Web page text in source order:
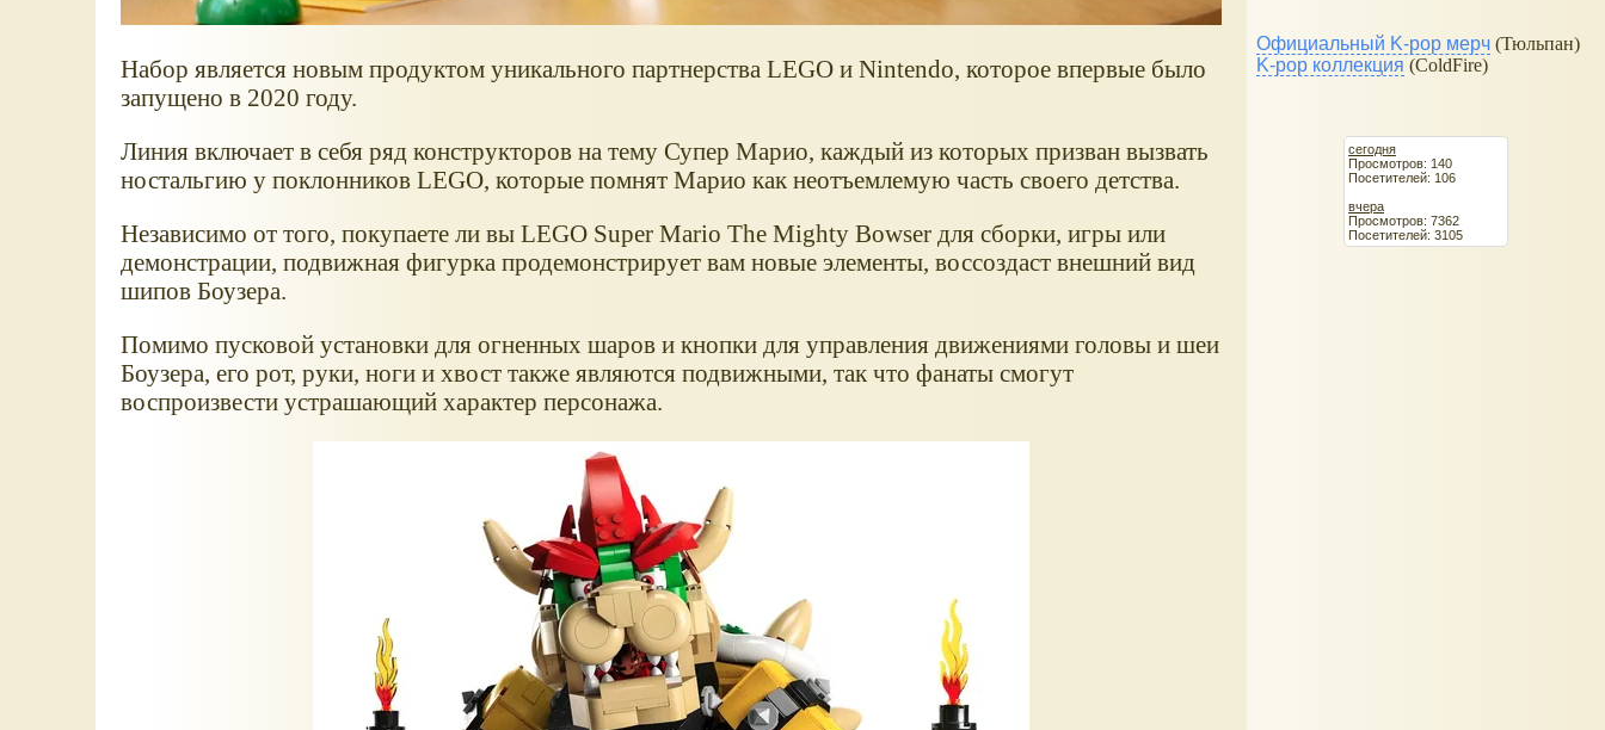
Набор является новым продуктом уникального партнерства LEGO и Nintendo, которое впервые было
запущено в 2020 году.
Линия включает в себя ряд конструкторов на тему Супер Марио, каждый из которых призван вызвать
ностальгию у поклонников LEGO, которые помнят Марио как неотъемлемую часть своего детства.
Независимо от того, покупаете ли вы LEGO Super Mario The Mighty Bowser для сборки, игры или
демонстрации, подвижная фигурка продемонстрирует вам новые элементы, воссоздаст внешний вид
шипов Боузера.
Помимо пусковой установки для огненных шаров и кнопки для управления движениями головы и шеи
Боузера, его рот, руки, ноги и хвост также являются подвижными, так что фанаты смогут
воспроизвести устрашающий характер персонажа.
Официальный K-pop мерч (Тюльпан)
K-pop коллекция (ColdFire)
сегодня
Просмотров: 140
Посетителей: 106
вчера
Просмотров: 7362
Посетителей: 3105